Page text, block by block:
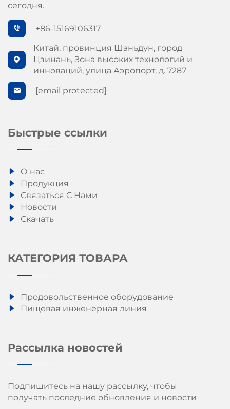
сегодня.
+86-15169106317
Китай, провинция Шаньдун, город
Цзинань, Зона высоких технологий и
инноваций, улица Аэропорт, д. 7287
[email protected]
Быстрые ссылки
О нас
Продукция
Связаться С Нами
Новости
Скачать
КАТЕГОРИЯ ТОВАРА
Продовольственное оборудование
Пищевая инженерная линия
Рассылка новостей
Подпишитесь на нашу рассылку, чтобы
получать последние обновления и новости